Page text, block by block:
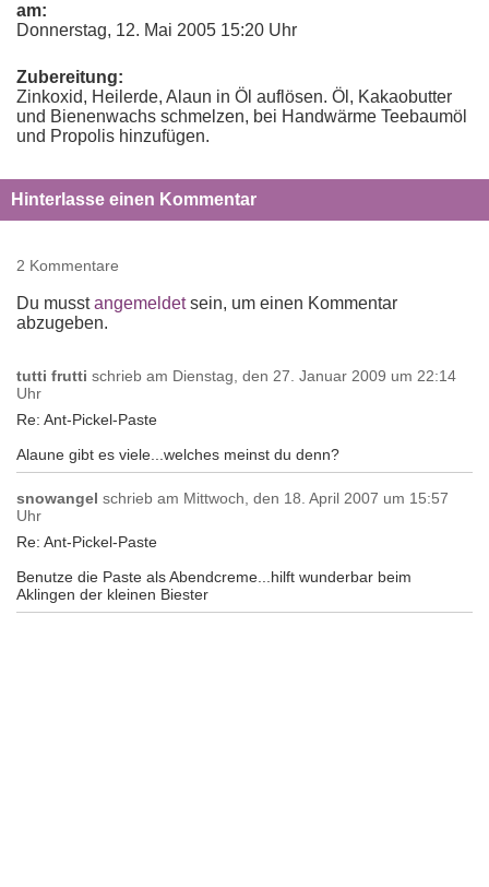
am:
Donnerstag, 12. Mai 2005 15:20 Uhr
Zubereitung:
Zinkoxid, Heilerde, Alaun in Öl auflösen. Öl, Kakaobutter
und Bienenwachs schmelzen, bei Handwärme Teebaumöl
und Propolis hinzufügen.
Hinterlasse einen Kommentar
2 Kommentare
Du musstangemeldetsein, um einen Kommentar
abzugeben.
tutti frutti schrieb am Dienstag, den 27. Januar 2009 um 22:14
Uhr
Re: Ant-Pickel-Paste
Alaune gibt es viele...welches meinst du denn?
snowangel schrieb am Mittwoch, den 18. April 2007 um 15:57
Uhr
Re: Ant-Pickel-Paste
Benutze die Paste als Abendcreme...hilft wunderbar beim
Aklingen der kleinen Biester